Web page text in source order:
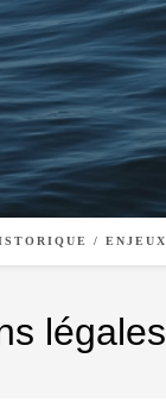
/ ENJEUX
légales